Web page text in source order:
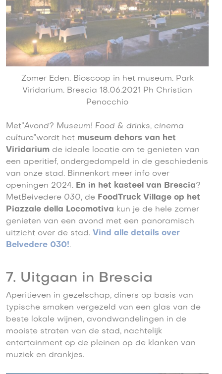
Zomer Eden. Bioscoop in het museum. Park
Viridarium. Brescia 18.06.2021 Ph Christian
Penocchio
Met”Avond? Museum! Food & drinks, cinema
culture”wordt het museum dehors van het
Viridarium de ideale locatie om te genieten van
een aperitief, ondergedompeld in de geschiedenis
van onze stad. Binnenkort meer info over
openingen 2024. En in het kasteel van Brescia?
MetBelvedere 030, de FoodTruck Village op het
Piazzale della Locomotiva kun je de hele zomer
genieten van een avond met een panoramisch
uitzicht over de stad. Vind alle details over
Belvedere 030!.
7. Uitgaan in Brescia
Aperitieven in gezelschap, diners op basis van
typische smaken vergezeld van een glas van de
beste lokale wijnen, avondwandelingen in de
mooiste straten van de stad, nachtelijk
entertainment op de pleinen op de klanken van
muziek en drankjes.